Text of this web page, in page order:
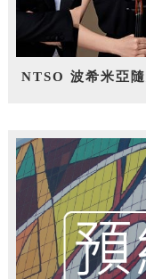
NTSO 波希米亞隨